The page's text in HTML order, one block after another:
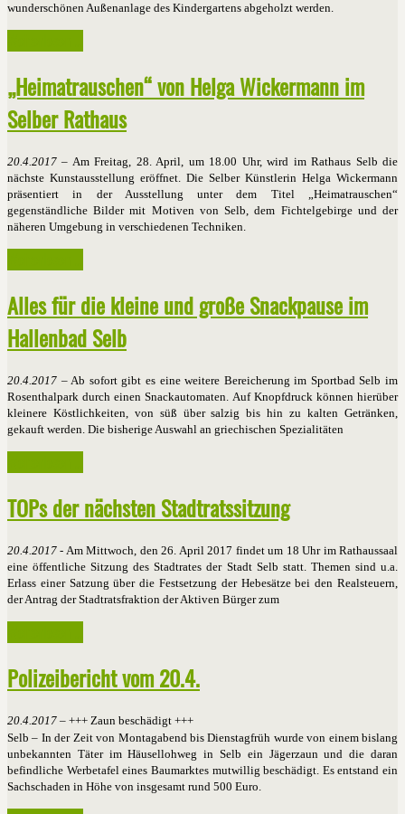
wunderschönen Außenanlage des Kindergartens abgeholzt werden.
„Heimatrauschen“ von Helga Wickermann im
Selber Rathaus
20.4.2017 – Am Freitag, 28. April, um 18.00 Uhr, wird im Rathaus Selb die
nächste Kunstausstellung eröffnet. Die Selber Künstlerin Helga Wickermann
präsentiert in der Ausstellung unter dem Titel „Heimatrauschen“
gegenständliche Bilder mit Motiven von Selb, dem Fichtelgebirge und der
näheren Umgebung in verschiedenen Techniken.
Alles für die kleine und große Snackpause im
Hallenbad Selb
20.4.2017 – Ab sofort gibt es eine weitere Bereicherung im Sportbad Selb im
Rosenthalpark durch einen Snackautomaten. Auf Knopfdruck können hierüber
kleinere Köstlichkeiten, von süß über salzig bis hin zu kalten Getränken,
gekauft werden. Die bisherige Auswahl an griechischen Spezialitäten
TOPs der nächsten Stadtratssitzung
20.4.2017 - Am Mittwoch, den 26. April 2017 findet um 18 Uhr im Rathaussaal
eine öffentliche Sitzung des Stadtrates der Stadt Selb statt. Themen sind u.a.
Erlass einer Satzung über die Festsetzung der Hebesätze bei den Realsteuern,
der Antrag der Stadtratsfraktion der Aktiven Bürger zum
Polizeibericht vom 20.4.
20.4.2017 – +++ Zaun beschädigt +++
Selb – In der Zeit von Montagabend bis Dienstagfrüh wurde von einem bislang
unbekannten Täter im Häusellohweg in Selb ein Jägerzaun und die daran
befindliche Werbetafel eines Baumarktes mutwillig beschädigt. Es entstand ein
Sachschaden in Höhe von insgesamt rund 500 Euro.